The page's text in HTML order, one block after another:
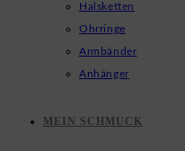
Halsketten
Ohrringe
Armbänder
Anhänger
MEIN SCHMUCK